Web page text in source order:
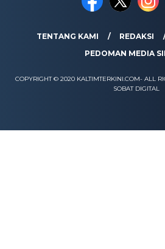
TENTANG KAMI REDAKSI
PEDOMAN MEDIA
COPYRIGHT © 2020 KALTIMTERKINI.COM- ALL
SOBAT DIGITAL